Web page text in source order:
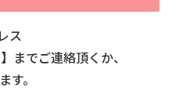
ス
までご連絡頂くか、
。